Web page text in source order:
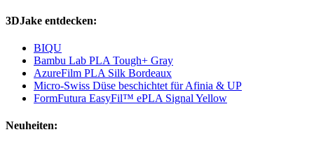
3DJake entdecken:
BIQU
Bambu Lab PLA Tough+ Gray
AzureFilm PLA Silk Bordeaux
Micro-Swiss Düse beschichtet für Afinia & UP
FormFutura EasyFil™ ePLA Signal Yellow
Neuheiten: